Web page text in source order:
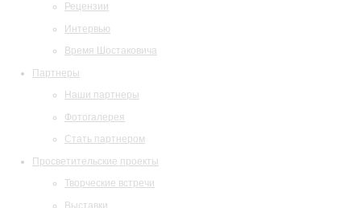
Рецензии
Интервью
Время Шостаковича
Партнеры
Наши партнеры
Фотогалерея
Стать партнером
Просветительские проекты
Творческие встречи
Выставки